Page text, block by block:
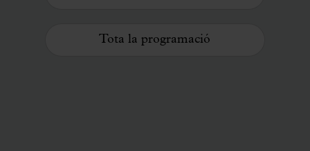
Tota la programació